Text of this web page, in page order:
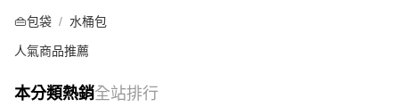
👜包袋 水桶包
人氣商品推薦
本分類熱銷全站排行